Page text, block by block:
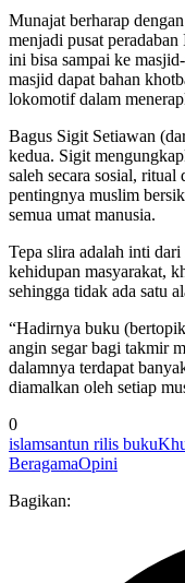
Munajat berharap
menjadi pusat
ini bisa sampai ke
masjid dapat bahan
lokomotif dalam
Bagus Sigit Setiawan
kedua. Sigit
saleh secara sosial, ritual
pentingnya muslim
semua umat manusia.
Tepa slira adalah inti
kehidupan masyarakat,
sehingga tidak ada satu
“Hadirnya buku
angin segar bagi takmir
dalamnya terdapat
diamalkan oleh setiap
0
islamsantun rilis buku
BeragamaOpini
Bagikan: